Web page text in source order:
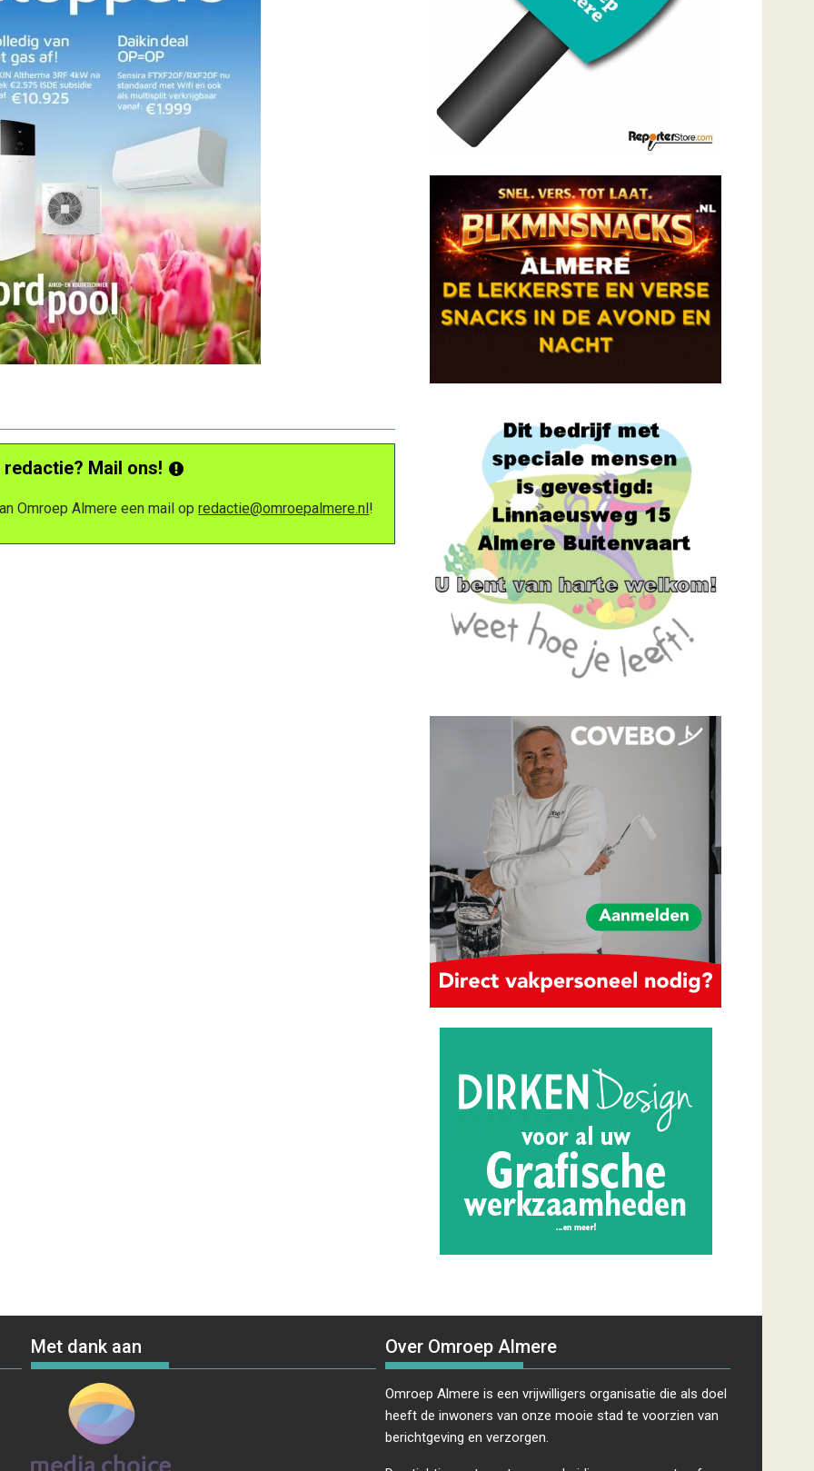
Mail ons!
Omroep Almere een mail opredactie@omroepalmere.nl!
Met dank aan Over Omroep Almere
Omroep Almere is een vrijwilligers organisatie die als doel
heeft de inwoners van onze mooie stad te voorzien van
berichtgeving en verzorgen.